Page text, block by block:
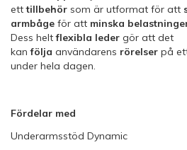
etttillbehör som är utformat för att
armbåge för att minska
Dess heltflexibla leder gör att det
kanfölja användarens rörelser på
under hela dagen.
Fördelar med
Underarmsstöd Dynamic